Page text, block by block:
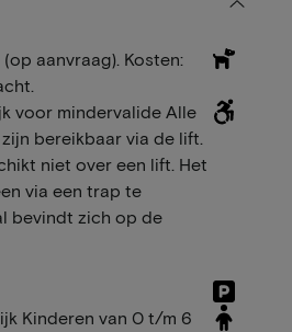
aanvraag). Kosten:
voor mindervalide Alle
bereikbaar via de lift.
niet over een lift. Het
via een trap te
bevindt zich op de
Kinderen van 0 t/m 6